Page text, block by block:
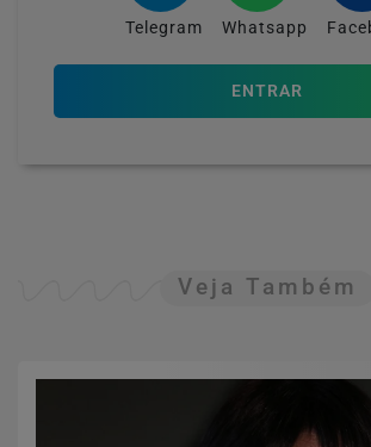
Telegram Whatsapp
ENTRAR
Veja Também